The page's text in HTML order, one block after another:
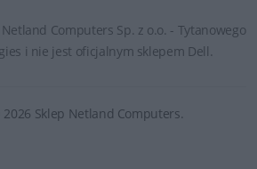
Computers Sp. z o.o. - Tytanowego
i nie jest oficjalnym sklepem Dell.
Sklep Netland Computers.